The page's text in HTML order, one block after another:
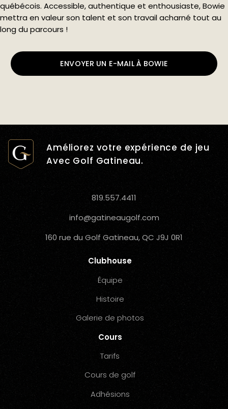
québécois. Accessible, authentique et enthousiaste, Bowie
mettra en valeur son talent et son travail acharné tout au
long du parcours !
ENVOYER UN E-MAIL À BOWIE
Améliorez votre expérience de jeu
Avec Golf Gatineau.
819.557.4411
info@gatineaugolf.com
160 rue du Golf Gatineau, QC J9J 0R1
Clubhouse
Équipe
Histoire
Galerie de photos
Cours
Tarifs
Cours de golf
Adhésions